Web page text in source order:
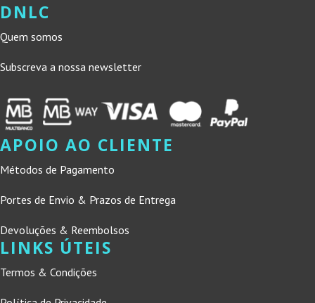
DNLC
Quem somos
Subscreva a nossa newsletter
APOIO AO CLIENTE
Métodos de Pagamento
Portes de Envio & Prazos de Entrega
Devoluções & Reembolsos
LINKS ÚTEIS
Termos & Condições